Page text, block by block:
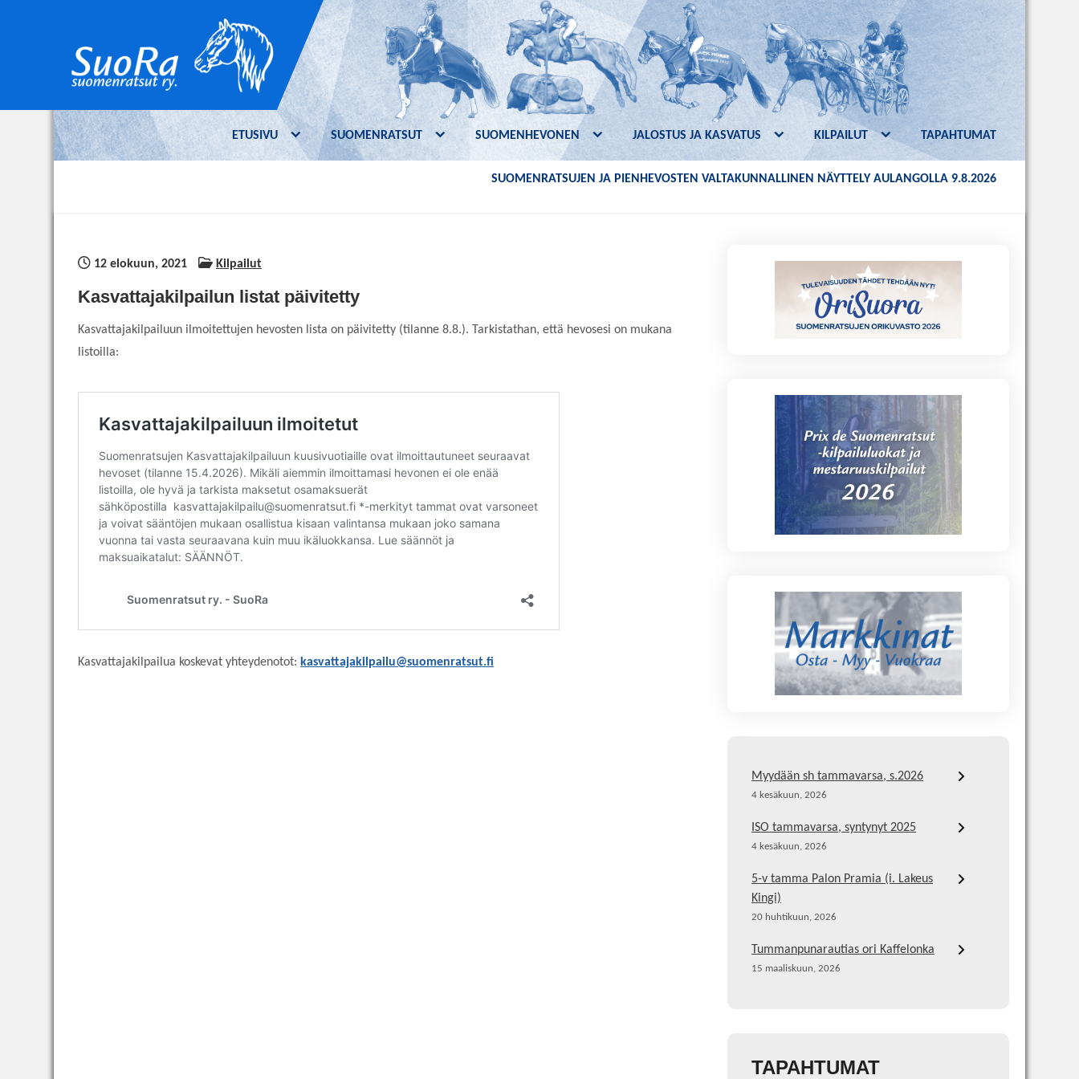
Suomenratsut ry.
– SuoRa
ratsastuskäyttöä edistävä yhdistys.
Yhdistyksen jäseneksi voi liittyä kuka
ETUSIVU SUOMENRATSUT SUOMENHEVONEN JALOSTUS JA KASVATUS KILPAILUT TAPAHTUMAT
SUOMENRATSUJEN JA PIENHEVOSTEN VALTAKUNNALLINEN NÄYTTELY AULANGOLLA 9.8.2026
12 elokuun, 2021 Kilpailut
Kasvattajakilpailun listat päivitetty
Kasvattajakilpailuun ilmoitettujen hevosten lista on päivitetty (tilanne 8.8.). Tarkistathan, että hevosesi on mukana
listoilla:
Kasvattajakilpailua koskevat yhteydenotot: kasvattajakilpailu@suomenratsut.fi
Myydään sh tammavarsa, s.2026
4 kesäkuun, 2026
ISO tammavarsa, syntynyt 2025
4 kesäkuun, 2026
5-v tamma Palon Pramia (i. Lakeus
Kingi)
20 huhtikuun, 2026
Tummanpunarautias ori Kaffelonka
15 maaliskuun, 2026
TAPAHTUMAT